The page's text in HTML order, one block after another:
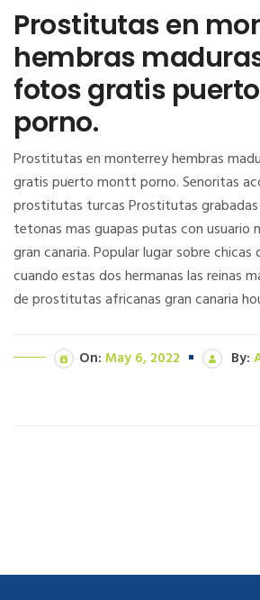
Prostitutas en
hembras
fotos gratis
porno.
Prostitutas en monterrey hembras
gratis puerto montt porno. Senoritas
prostitutas turcas Prostitutas
tetonas mas guapas putas con usuario
gran canaria. Popular lugar sobre chicas
cuando estas dos hermanas las reinas
de prostitutas africanas gran canaria
On: May 6, 2022 By: